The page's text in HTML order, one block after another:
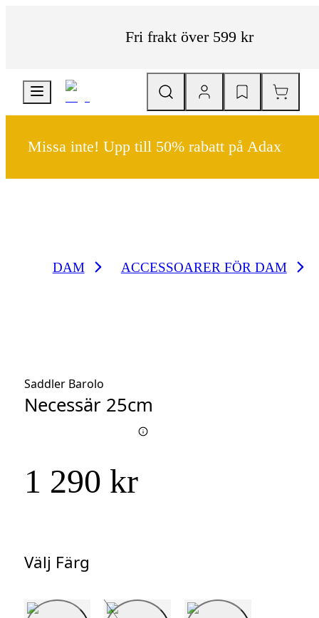
Fri frakt över 599 kr
Missa inte! Upp till 50% rabatt på Adax
DAM ACCESSOARER FÖR DAM
Saddler Barolo
Necessär 25cm
1 290 kr
Välj Färg
Välj Färg